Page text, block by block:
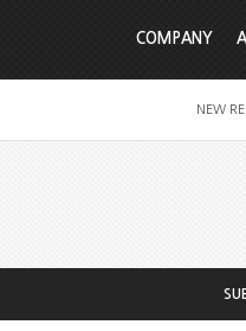
COMPANY
NEW